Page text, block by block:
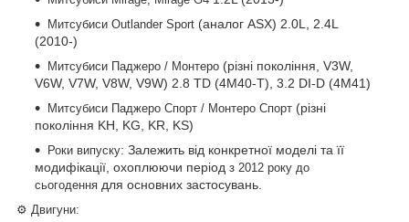
Митсубиси Outlander Sport (аналог ASX) 2.0L, 2.4L
(2010-)
Митсубиси Паджеро / Монтеро (різні покоління, V3W,
V6W, V7W, V8W, V9W) 2.8 TD (4M40-T), 3.2 DI-D (4M41)
Митсубиси Паджеро Спорт / Монтеро Спорт (різні
покоління KH, KG, KR, KS)
Роки випуску: Залежить від конкретної моделі та її
модифікації, охоплюючи період з 2012 року до
сьогодення для основних застосувань.
⚙️ Двигуни: